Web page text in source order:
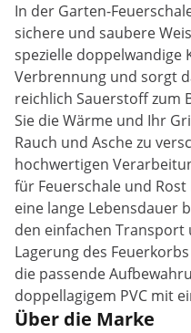
In der Garten-
sichere und saubere
spezielle
Verbrennung und sorgt
reichlich Sauerstoff zum
Sie die Wärme und Ihr
Rauch und Asche zu
hochwertigen
für Feuerschale und
eine lange Lebensdauer
den einfachen Transport
Lagerung des
die passende
doppellagigem PVC mit
Über die Marke